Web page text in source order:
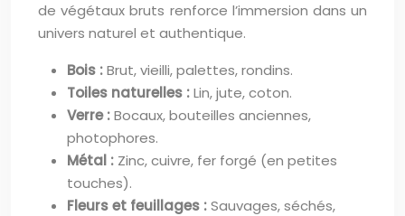
de végétaux bruts renforce l’immersion dans un
univers naturel et authentique.
Bois :Brut, vieilli, palettes, rondins.
Toiles naturelles :Lin, jute, coton.
Verre :Bocaux, bouteilles anciennes,
photophores.
Métal : Zinc, cuivre, fer forgé (en petites
touches).
Fleurs et feuillages :Sauvages, séchés,